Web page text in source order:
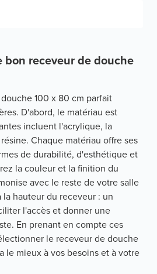
receveur de douche
100 x 80 cm parfait
D'abord, le matériau est
incluent l'acrylique, la
Chaque matériau offre ses
de durabilité, d'esthétique et
la couleur et la finition du
avec le reste de votre salle
hauteur du receveur : un
l'accès et donner une
En prenant en compte ces
le receveur de douche
le mieux à vos besoins et à votre